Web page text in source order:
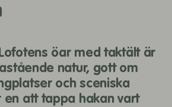
öar med taktält är
natur, gott om
och sceniska
en att tappa hakan vart